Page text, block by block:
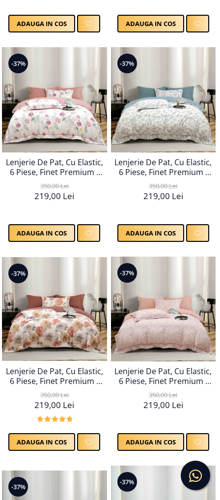
ADAUGA IN COS ADAUGA IN COS
-37%
Lenjerie De Pat, Cu Elastic,
6 Piese, Finet Premium -
LPBF6PE71
350,00 Lei
219,00 Lei
ADAUGA IN COS
-37%
Lenjerie De Pat, Cu Elastic,
6 Piese, Finet Premium -
LPBF6PE72
350,00 Lei
219,00 Lei
ADAUGA IN COS
-37%
Lenjerie De Pat, Cu Elastic,
6 Piese, Finet Premium -
LPBF6PE73
350,00 Lei
219,00 Lei
ADAUGA IN COS
-37%
Lenjerie De Pat, Cu Elastic,
6 Piese, Finet Premium -
LPBF6PE74
350,00 Lei
219,00 Lei
ADAUGA IN COS
-37%
-37%